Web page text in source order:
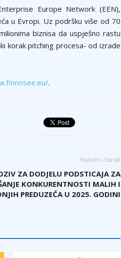
Europe Network (EEN),
u Evropi. Uz podršku više od 70
biznisa da uspješno rastu
korak pitching procesa- od izrade
.
Naredni članak
ZA DODJELU PODSTICAJA ZA
KONKURENTNOSTI MALIH I
PREDUZEĆA U 2025. GODINI